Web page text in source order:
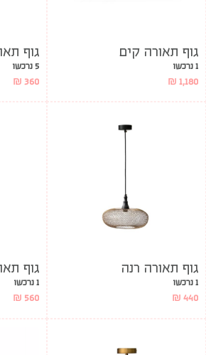
גוף תאורה קים
1 נרכשו
₪ 1,180
גוף
5 נרכשו
₪ 360
גוף תאורה רנה
1 נרכשו
₪ 440
גוף
1 נרכשו
₪ 560